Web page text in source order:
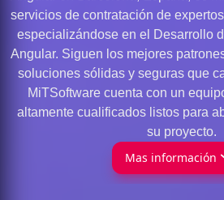
servicios de contratación de
especializándose en el Desarrollo
Angular. Siguen los mejores
soluciones sólidas y seguras que
MiTSoftware cuenta con un
altamente cualificados listos para
su proyecto.
Mas información